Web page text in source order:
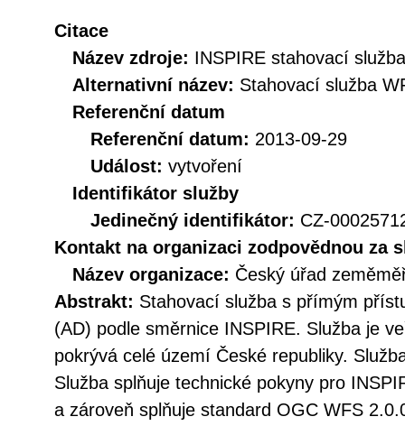
Citace
Název zdroje: INSPIRE stahovací
Alternativní název: Stahovací služba
Referenční datum
Referenční datum: 2013-09-29
Událost: vytvoření
Identifikátor služby
Jedinečný identifikátor: CZ-
Kontakt na organizaci zodpovědnou za
Název organizace: Český úřad
Abstrakt: Stahovací služba s přímým
(AD) podle směrnice INSPIRE. Služba je
pokrývá celé území České republiky.
Služba splňuje technické pokyny pro
a zároveň splňuje standard OGC WFS